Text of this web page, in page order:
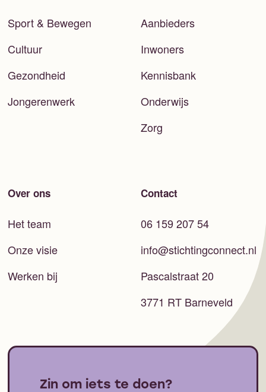
Sport & Bewegen
Cultuur
Gezondheid
Jongerenwerk
Aanbieders
Inwoners
Kennisbank
Onderwijs
Zorg
Over ons
Het team
Onze visie
Werken bij
Contact
06 159 207 54
info@stichtingconnect.nl
Pascalstraat 20
3771 RT Barneveld
Zin om iets te doen?